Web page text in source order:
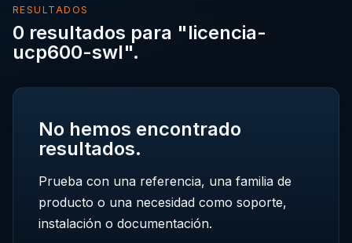
RESULTADOS
0 resultados para "licencia-
ucp600-swl".
No hemos encontrado
resultados.
Prueba con una referencia, una familia de
producto o una necesidad como soporte,
instalación o documentación.